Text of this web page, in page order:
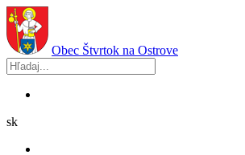
Obec Štvrtok na Ostrove
sk